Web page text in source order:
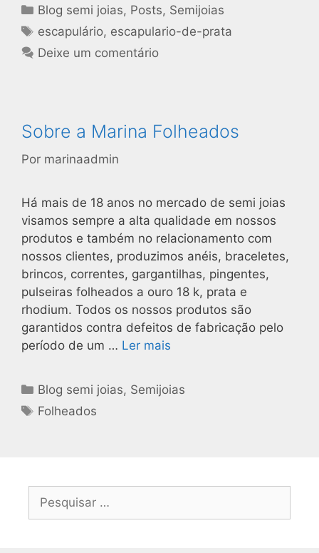
Blog semi joias, Posts, Semijoias
escapulário, escapulario-de-prata
Deixe um comentário
Sobre a Marina Folheados
Por marinaadmin
Há mais de 18 anos no mercado de semi joias
visamos sempre a alta qualidade em nossos
produtos e também no relacionamento com
nossos clientes, produzimos anéis, braceletes,
brincos, correntes, gargantilhas, pingentes,
pulseiras folheados a ouro 18 k, prata e
rhodium. Todos os nossos produtos são
garantidos contra defeitos de fabricação pelo
período de um … Ler mais
Blog semi joias, Semijoias
Folheados